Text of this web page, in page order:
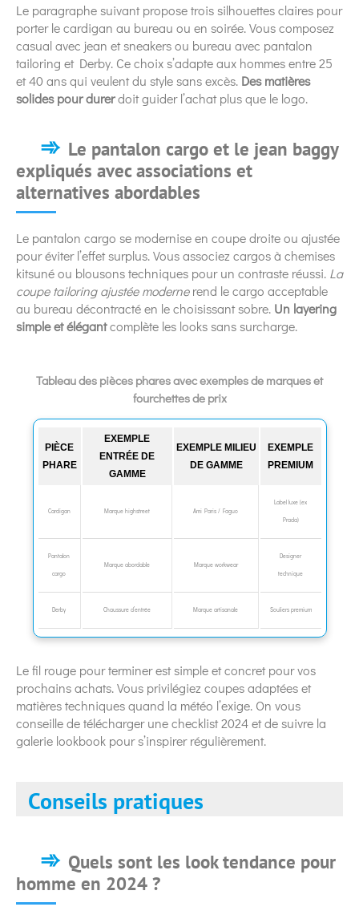
Le paragraphe suivant propose trois silhouettes claires pour
porter le cardigan au bureau ou en soirée. Vous composez
casual avec jean et sneakers ou bureau avec pantalon
tailoring et Derby. Ce choix s’adapte aux hommes entre 25
et 40 ans qui veulent du style sans excès. Des matières
solides pour durerdoit guider l’achat plus que le logo.
Le pantalon cargo et le jean baggy
expliqués avec associations et
alternatives abordables
Le pantalon cargo se modernise en coupe droite ou ajustée
pour éviter l’effet surplus. Vous associez cargos à chemises
kitsuné ou blousons techniques pour un contraste réussi. La
coupe tailoring ajustée modernerend le cargo acceptable
au bureau décontracté en le choisissant sobre. Un layering
simple et élégantcomplète les looks sans surcharge.
Tableau des pièces phares avec exemples de marques et
fourchettes de prix
PIÈCE
PHARE
EXEMPLE
ENTRÉE DE
GAMME
EXEMPLE MILIEU
DE GAMME
EXEMPLE
PREMIUM
Cardigan Marque highstreet Ami Paris / Faguo
Label luxe (ex
Prada)
Pantalon
cargo
Marque abordable Marque workwear
Designer
technique
Derby Chaussure d’entrée Marque artisanale Souliers premium
Le fil rouge pour terminer est simple et concret pour vos
prochains achats. Vous privilégiez coupes adaptées et
matières techniques quand la météo l’exige. On vous
conseille de télécharger une checklist 2024 et de suivre la
galerie lookbook pour s’inspirer régulièrement.
Conseils pratiques
Quels sont les look tendance pour
homme en 2024 ?